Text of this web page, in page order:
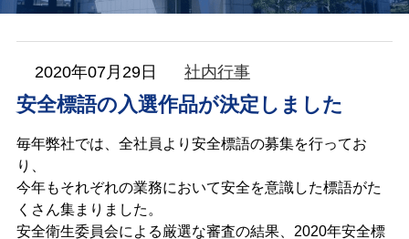
CSR活動
Information
2020年07月29日 社内行事
安全標語の入選作品が決定しました
毎年弊社では、全社員より安全標語の募集を行ってお
り、
今年もそれぞれの業務において安全を意識した標語がた
くさん集まりました。
安全衛生委員会による厳選な審査の結果、2020年安全標